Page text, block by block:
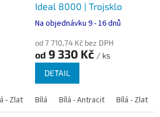
- Zlatý dub Bílá - Tmavý dub Bílá -
Ideal 8000 | Trojsklo
Na objednávku 9 - 16 dnů
od 7 710,74 Kč bez DPH
od 9 330 Kč / ks
DETAIL
Bílá Bílá - Antracit Bílá - Zlatý